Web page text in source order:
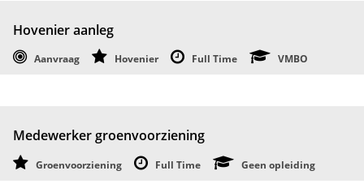
Hovenier aanleg
Aanvraag Hovenier Full Time VMBO
Medewerker groenvoorziening
Groenvoorziening Full Time Geen opleiding